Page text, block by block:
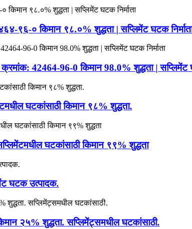
९६-० किमान ९८.०% शुद्धता | सप्लिमेंट घटक
42464-96-0 किमान 98.0% शुद्धता | सप्लिमेंट
घटकांसाठी किमान ९८% शुद्धता.
घटकांसाठी किमान ९९% शुद्धता
घटक उत्पादक.
२५% शुद्धता. सप्लिमेंट्समधील घटकांसाठी.